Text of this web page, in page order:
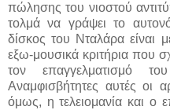
πώλησης του νιοστού
τολμά να γράψει το
δίσκος του Νταλάρα είναι
εξω-μουσικά κριτήρια που
τον επαγγελματισμό
Αναμφισβήτητες αυτές οι
όμως, η τελειομανία και ο